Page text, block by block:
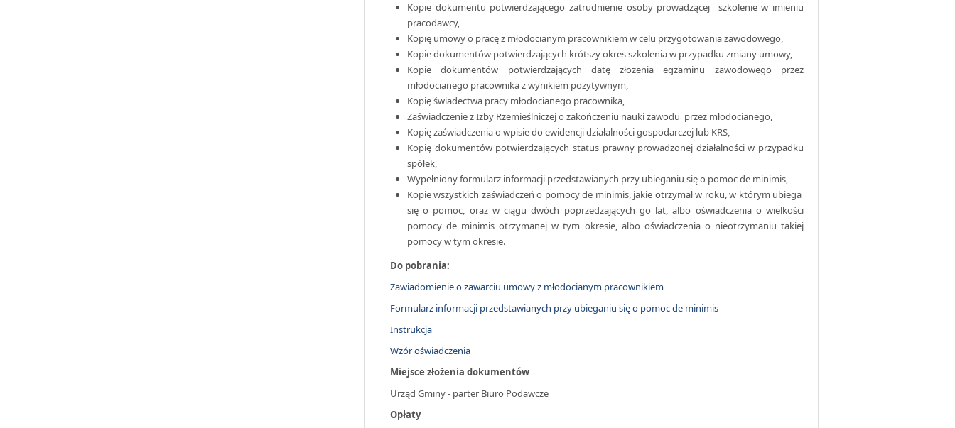
Kopie dokumentu potwierdzającego zatrudnienie osoby prowadzącej szkolenie w imieniu
pracodawcy,
Kopię umowy o pracę z młodocianym pracownikiem w celu przygotowania zawodowego,
Kopie dokumentów potwierdzających krótszy okres szkolenia w przypadku zmiany umowy,
Kopie dokumentów potwierdzających datę złożenia egzaminu zawodowego przez
młodocianego pracownika z wynikiem pozytywnym,
Kopię świadectwa pracy młodocianego pracownika,
Zaświadczenie z Izby Rzemieślniczej o zakończeniu nauki zawodu przez młodocianego,
Kopię zaświadczenia o wpisie do ewidencji działalności gospodarczej lub KRS,
Kopię dokumentów potwierdzających status prawny prowadzonej działalności w przypadku
spółek,
Wypełniony formularz informacji przedstawianych przy ubieganiu się o pomoc de minimis,
Kopie wszystkich zaświadczeń o pomocy de minimis, jakie otrzymał w roku, w którym ubiega
się o pomoc, oraz w ciągu dwóch poprzedzających go lat, albo oświadczenia o wielkości
pomocy de minimis otrzymanej w tym okresie, albo oświadczenia o nieotrzymaniu takiej
pomocy w tym okresie.
Do pobrania:
Zawiadomienie o zawarciu umowy z młodocianym pracownikiem
Formularz informacji przedstawianych przy ubieganiu się o pomoc de minimis
Instrukcja
Wzór oświadczenia
Miejsce złożenia dokumentów
Urząd Gminy - parter Biuro Podawcze
Opłaty